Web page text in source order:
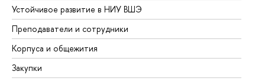
Устойчивое развитие в НИУ ВШЭ
Преподаватели и сотрудники
Корпуса и общежития
Закупки